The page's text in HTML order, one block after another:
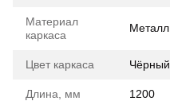
Материал
каркаса
Металл
Цвет каркаса Чёрный
Длина, мм 1200